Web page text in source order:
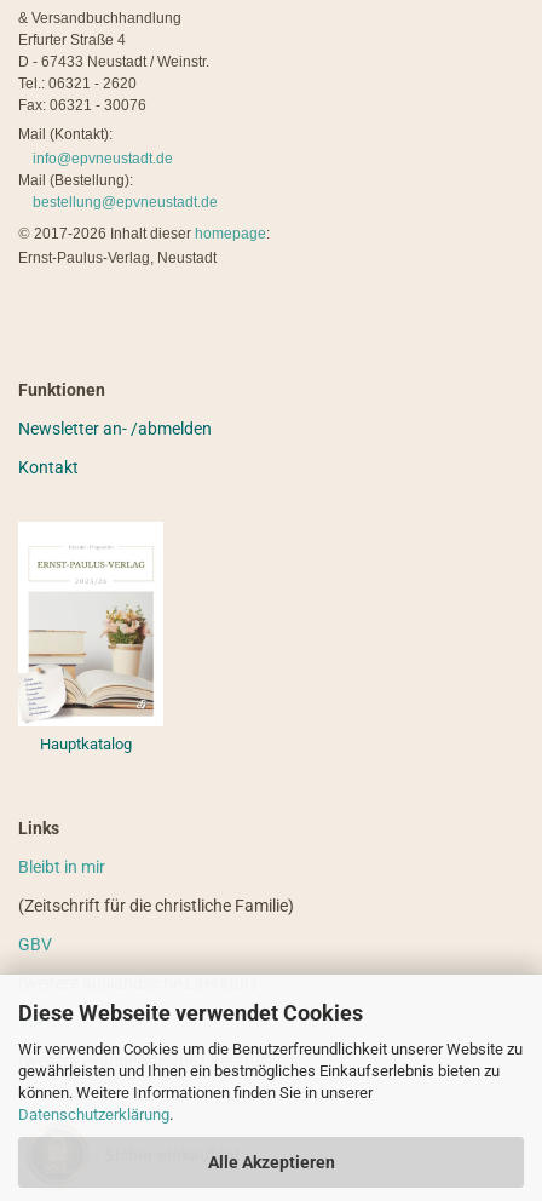
Diese Webseite verwendet Cookies
Wir verwenden Cookies um die Benutzerfreundlichkeit unserer Website zu
gewährleisten und Ihnen ein bestmögliches Einkaufserlebnis bieten zu
können. Weitere Informationen finden Sie in unserer
Datenschutzerklärung.
Alle Akzeptieren
& Versandbuchhandlung
Erfurter Straße 4
D - 67433 Neustadt / Weinstr.
Tel.: 06321 - 2620
Fax: 06321 - 30076
Mail (Kontakt):
info@epvneustadt.de
Mail (Bestellung):
bestellung@epvneustadt.de
© 2017-2026 Inhalt dieser homepage:
Ernst-Paulus-Verlag, Neustadt
Funktionen
Newsletter an- /abmelden
Kontakt
Hauptkatalog
Links
Bleibt in mir
(Zeitschrift für die christliche Familie)
GBV
VdHS
(weitere evangelistische Literatur)
Sicher einkaufen!